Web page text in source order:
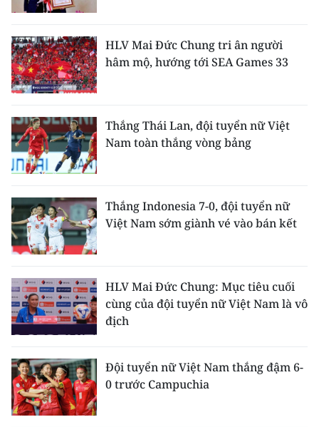
MUA BÁO
ĐỌC BÁO IN
ENGLISH
中文
FRANÇAIS
ESPAÑOL
HLV Mai Đức Chung tri ân người
hâm mộ, hướng tới SEA Games 33
Thắng Thái Lan, đội tuyển nữ Việt
Nam toàn thắng vòng bảng
Thắng Indonesia 7-0, đội tuyển nữ
Việt Nam sớm giành vé vào bán kết
HLV Mai Đức Chung: Mục tiêu cuối
cùng của đội tuyển nữ Việt Nam là vô
địch
Đội tuyển nữ Việt Nam thắng đậm 6-
0 trước Campuchia